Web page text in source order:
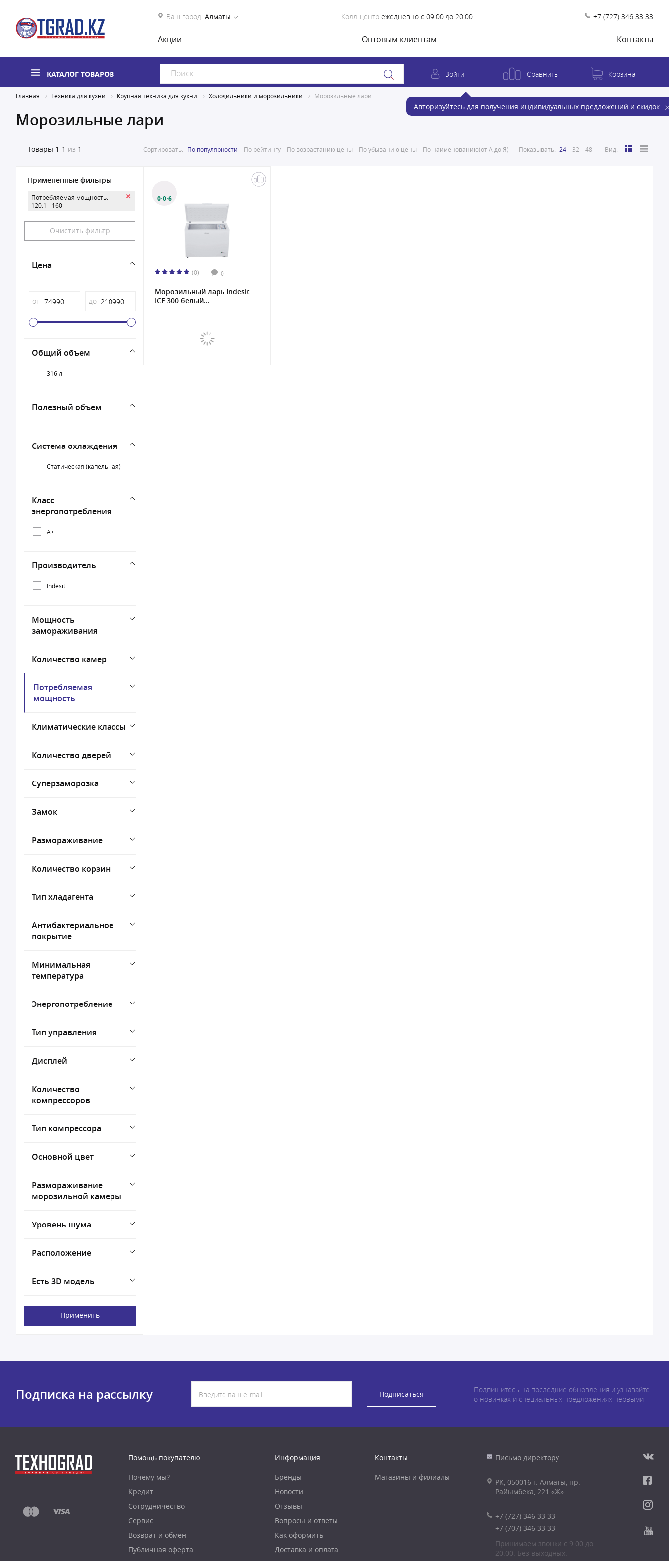
Ваш город: Алматы Колл-центр ежедневно с 09:00 до 20:00 +7 (727) 346 33 33
Акции Оптовым клиентам Контакты
КАТАЛОГ ТОВАРОВ Войти
Авторизуйтесь для получения индивидуальных предложений и скидок
Сравнить Корзина
Главная Техника для кухни Крупная техника для кухни Холодильники и морозильники Морозильные лари
Морозильные лари
Товары 1-1 из 1 Сортировать: По популярности По рейтингу По возрастанию цены По убыванию цены По наименованию(от А до Я) Показывать: 24 32 48 Вид:
Примененные фильтры
Потребляемая мощность:
120.1 - 160
Очистить фильтр
Цена
от до
Общий объем
316 л
Полезный объем
Система охлаждения
Статическая (капельная)
Класс
энергопотребления
A+
Производитель
Indesit
Мощность
замораживания
Количество камер
Потребляемая
мощность
Климатические классы
Количество дверей
Суперзаморозка
Замок
Размораживание
Количество корзин
Тип хладагента
Антибактериальное
покрытие
Минимальная
температура
Энергопотребление
Тип управления
Дисплей
Количество
компрессоров
Тип компрессора
Основной цвет
Размораживание
морозильной камеры
Уровень шума
Расположение
Есть 3D модель
Применить
0·0·6
(0) 0
Морозильный ларь Indesit
ICF 300 белый...
Подписка на рассылку Подписаться
Подпишитесь на последние обновления и узнавайте
о новинках и специальных предложениях первыми
Помощь покупателю
Почему мы?
Кредит
Сотрудничество
Сервис
Возврат и обмен
Публичная оферта
Информация
Бренды
Новости
Отзывы
Вопросы и ответы
Как оформить
Доставка и оплата
Контакты
Магазины и филиалы
Письмо директору
РК, 050016 г. Алматы, пр.
Райымбека, 221 «Ж»
+7 (727) 346 33 33
+7 (707) 346 33 33
Принимаем звонки с 9.00 до
20.00. Без выходных.